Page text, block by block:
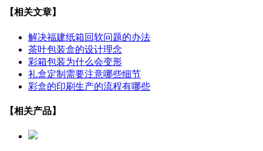
【相关文章】
解决福建纸箱回软问题的办法
茶叶包装盒的设计理念
彩箱包装为什么会变形
礼盒定制需要注意哪些细节
彩盒的印刷生产的流程有哪些
【相关产品】